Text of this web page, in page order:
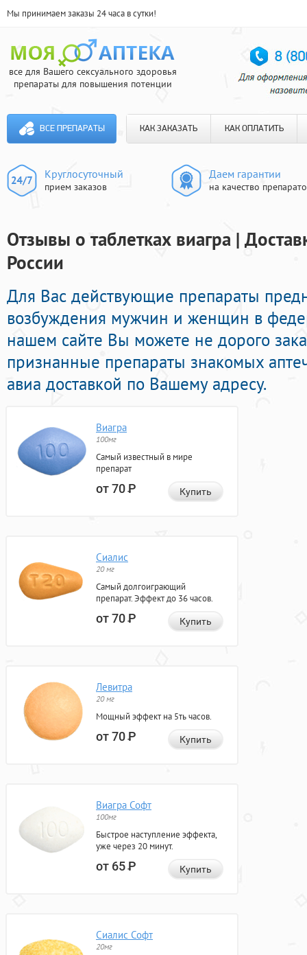
Мы принимаем заказы 24 часа в сутки!
все для Вашего сексуального здоровья
препараты для повышения потенции
ВСЕ ПРЕПАРАТЫ КАК ЗАКАЗАТЬ КАК ОПЛАТИТЬ
Круглосуточный
прием заказов
Даем гарантии
на качество
Отзывы о таблетках виагра |
России
Для Вас действующие препараты
возбуждения мужчин и женщин в
нашем сайте Вы можете не дорого
признанные препараты знакомых
авиа доставкой по Вашему адресу.
Виагра
100мг
Самый известный в мире
препарат
от 70Р Купить
Сиалис
20 мг
Самый долгоиграющий
препарат. Эффект до 36 часов.
от 70Р Купить
Левитра
20 мг
Мощный эффект на 5ть часов.
от 70Р Купить
Виагра Софт
100мг
Быстрое наступление эффекта,
уже через 20 минут.
от 65Р Купить
Сиалис Софт
20мг